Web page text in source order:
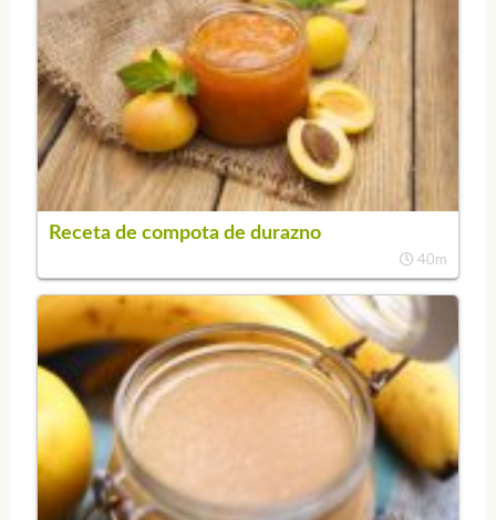
Receta de compota de durazno
40m